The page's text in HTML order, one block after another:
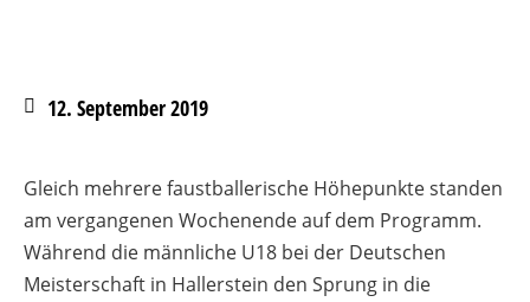
12. September 2019
Gleich mehrere faustballerische Höhepunkte standen
am vergangenen Wochenende auf dem Programm.
Während die männliche U18 bei der Deutschen
Meisterschaft in Hallerstein den Sprung in die